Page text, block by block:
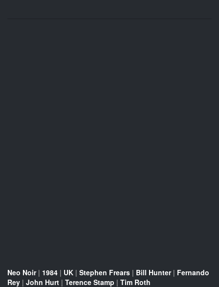
Neo Noir| 1984 | UK | Stephen Frears | Bill Hunter| Fernando
Rey | John Hurt | Terence Stamp | Tim Roth